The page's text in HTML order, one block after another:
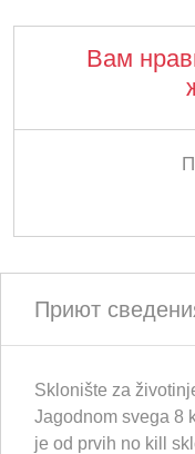
Вам
Приют
Sklonište za
Jagodnom svega 8
je od prvih no kill